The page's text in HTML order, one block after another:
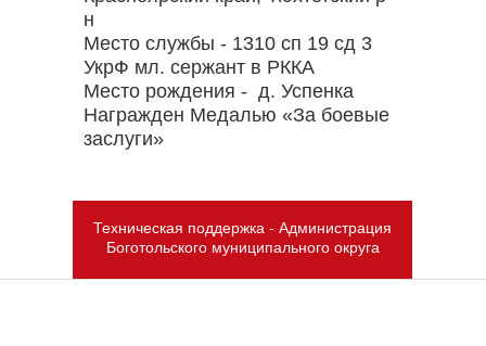
н
Место службы - 1310 сп 19 сд 3
УкрФ мл. сержант в РККА
Место рождения - д. Успенка
Награжден Медалью «За боевые
заслуги»
Техническая поддержка - Администрация
Боготольского муниципального округа